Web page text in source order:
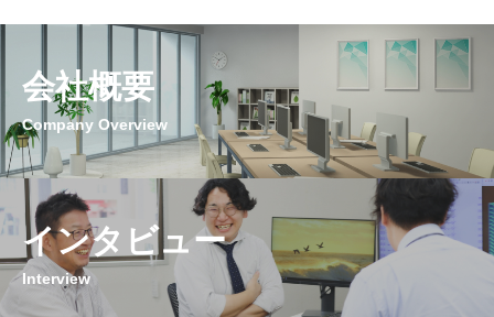
会社概要
Company Overview
インタビュー
Interview